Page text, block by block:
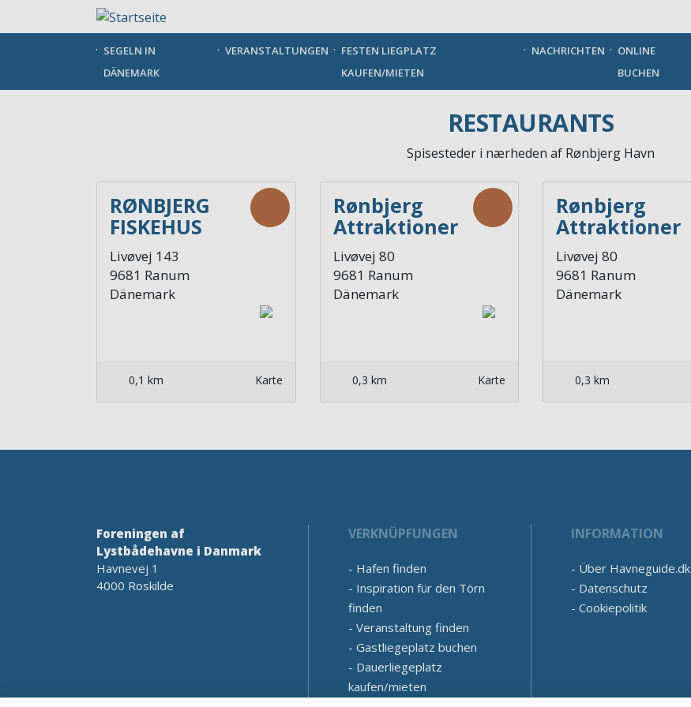
SEGELN IN
DÄNEMARK
VERANSTALTUNGEN
FESTEN LIEGPLATZ
KAUFEN/MIETEN
NACHRICHTEN
ONLINE
BUCHEN
RESTAURANTS
Spisesteder i nærheden af Rønbjerg Havn
RØNBJERG
FISKEHUS
Livøvej 143
9681 Ranum
Dänemark
0,1 km Karte
Rønbjerg
Attraktioner
og Service -
Restaurant
Livøvej 80
9681 Ranum
Dänemark
0,3 km Karte
Rønbjerg
Attraktioner
og Services -
Købmand
Livøvej 80
9681 Ranum
Dänemark
0,3 km
Foreningen af
Lystbådehavne i Danmark
Havnevej 1
4000 Roskilde
VERKNÜPFUNGEN
Hafen finden
Inspiration für den Törn
finden
Veranstaltung finden
Gastliegeplatz buchen
Dauerliegeplatz
kaufen/mieten
INFORMATION
Über Havneguide.dk
Datenschutz
Cookiepolitik